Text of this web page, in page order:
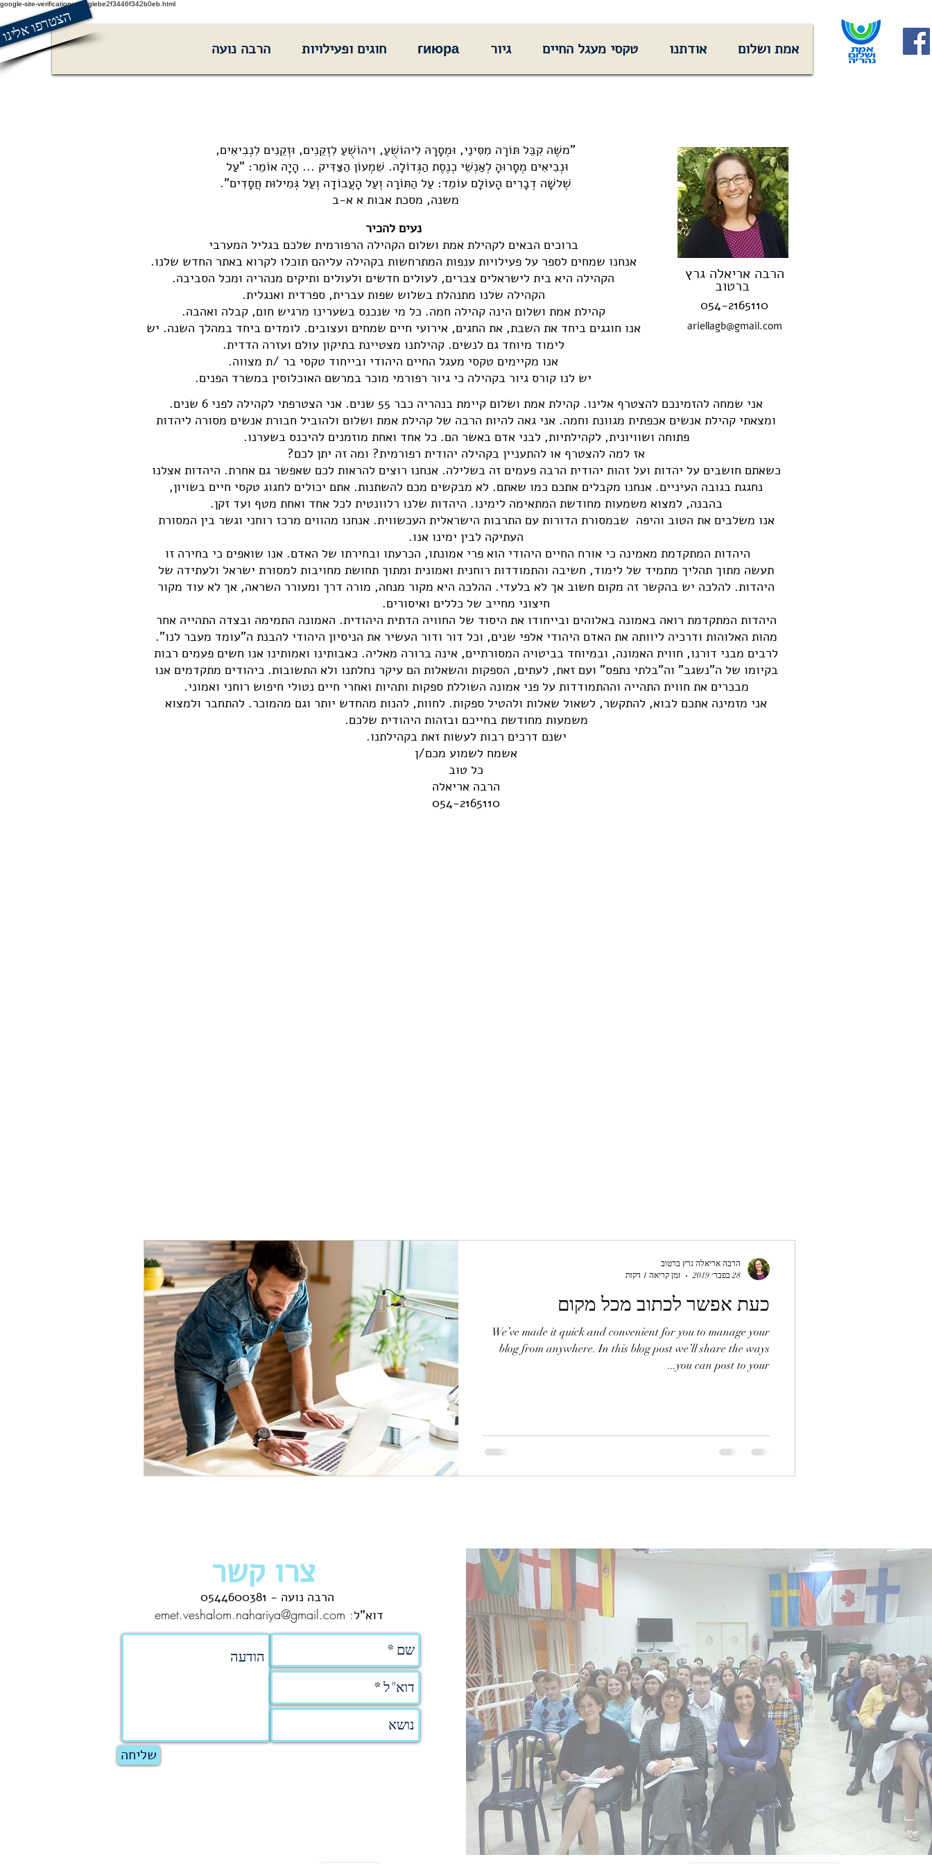
google-site-verification: googlebe2f3446f342b0eb.html
אמת ושלום אודתנו טקסי מעגל החיים גיור гиюра חוגים ופעילויות הרבה נועה
הצטרפו אלינו
"משֶׁה קִבֵּל תּוֹרָה מִסִּינַי, וּמְסָרָהּ לִיהוֹשֻׁעַ, וִיהוֹשֻׁעַ לִזְקֵנִים, וּזְקֵנִים לִנְבִיאִים,
וּנְבִיאִים מְסָרוּהָ לְאַנְשֵׁי כְנֶסֶת הַגְּדוֹלָה. שִׁמְעוֹן הַצַּדִּיק ... הָיָה אוֹמֵר: "עַל
שְׁלשָׁה דְבָרִים הָעוֹלָם עוֹמֵד: עַל הַתּוֹרָה וְעַל הָעֲבוֹדָה וְעַל גְּמִילוּת חֲסָדִים".
משנה, מסכת אבות א א-ב
נעים להכיר
ברוכים הבאים לקהילת אמת ושלום הקהילה הרפורמית שלכם בגליל המערבי
אנחנו שמחים לספר על פעילויות ענפות המתרחשות בקהילה עליהם תוכלו לקרוא באתר החדש שלנו.
הקהילה היא בית לישראלים צברים, לעולים חדשים ולעולים ותיקים מנהריה ומכל הסביבה.
הקהילה שלנו מתנהלת בשלוש שפות עברית, ספרדית ואנגלית.
קהילת אמת ושלום הינה קהילה חמה. כל מי שנכנס בשערינו מרגיש חום, קבלה ואהבה.
אנו חוגגים ביחד את השבת, את החגים, אירועי חיים שמחים ועצובים. לומדים ביחד במהלך השנה. יש
לימוד מיוחד גם לנשים. קהילתנו מצטיינת בתיקון עולם ועזרה הדדית.
אנו מקיימים טקסי מעגל החיים היהודי ובייחוד טקסי בר /ת מצווה.
יש לנו קורס גיור בקהילה כי גיור רפורמי מוכר במרשם האוכלוסין במשרד הפנים.
הרבה אריאלה גרץ
054-2165110
ariellagb@gmail.com
אני שמחה להזמינכם להצטרף אלינו. קהילת אמת ושלום קיימת בנהריה כבר 55 שנים. אני הצטרפתי לקהילה לפני 6 שנים.
ומצאתי קהילת אנשים אכפתית מגוונת וחמה. אני גאה להיות הרבה של קהילת אמת ושלום ולהוביל חבורת אנשים מסורה ליהדות
פתוחה ושוויונית, לקהילתיות, לבני אדם באשר הם. כל אחד ואחת מוזמנים להיכנס בשערנו.
אז למה להצטרף או להתעניין בקהילה יהודית רפורמית? ומה זה יתן לכם?
כשאתם חושבים על יהדות ועל זהות יהודית הרבה פעמים זה בשלילה. אנחנו רוצים להראות לכם שאפשר גם אחרת. היהדות אצלנו
נחגגת בגובה העיניים. אנחנו מקבלים אתכם כמו שאתם. לא מבקשים מכם להשתנות. אתם יכולים לחגוג טקסי חיים בשויון,
בהבנה, למצוא משמעות מחודשת המתאימה לימינו. היהדות שלנו רלוונטית לכל אחד ואחת מטף ועד זקן.
אנו משלבים את הטוב והיפה שבמסורת הדורות עם התרבות הישראלית העכשווית. אנחנו מהווים מרכז רוחני וגשר בין המסורת
העתיקה לבין ימינו אנו.
היהדות המתקדמת מאמינה כי אורח החיים היהודי הוא פרי אמונתו, הכרעתו ובחירתו של האדם. אנו שואפים כי בחירה זו
תעשה מתוך תהליך מתמיד של לימוד, חשיבה והתמודדות רוחנית ואמונית ומתוך תחושת מחויבות למסורת ישראל ולעתידה של
היהדות. להלכה יש בהקשר זה מקום חשוב אך לא בלעדי. ההלכה היא מקור מנחה, מורה דרך ומעורר השראה, אך לא עוד מקור
חיצוני מחייב של כללים ואיסורים.
היהדות המתקדמת רואה באמונה באלוהים ובייחודו את היסוד של החוויה הדתית היהודית. האמונה התמימה ובצדה התהייה אחר
מהות האלוהות ודרכיה ליוותה את האדם היהודי אלפי שנים, וכל דור ודור העשיר את הניסיון היהודי להבנת ה"עומד מעבר לנו".
לרבים מבני דורנו, חווית האמונה, ובמיוחד בביטויה המסורתיים, אינה ברורה מאליה. כאבותינו ואמותינו אנו חשים פעמים רבות
בקיומו של ה"נשגב" וה"בלתי נתפס" ועם זאת, לעתים, הספקות והשאלות הם עיקר נחלתנו ולא התשובות. כיהודים מתקדמים אנו
מבכרים את חווית התהייה וההתמודדות על פני אמונה השוללת ספקות ותהיות ואחרי חיים נטולי חיפוש רוחני ואמוני.
אני מזמינה אתכם לבוא, להתקשר, לשאול שאלות ולהטיל ספקות. לחוות, להנות מהחדש יותר וגם מהמוכר. להתחבר ולמצוא
משמעות מחודשת בחייכם ובזהות היהודית שלכם.
ישנם דרכים רבות לעשות זאת בקהילתנו.
אשמח לשמוע מכם/ן
כל טוב
הרבה אריאלה
054-2165110
כעת אפשר לכתוב מכל מקום
We’ve made it quick and convenient for you to manage your
blog from anywhere. In this blog post we’ll share the ways
you can post to your...
הרבה אריאלה גרץ ברטוב
28 בפבר׳ 2019
זמן קריאה 1 דקות
צרו קשר
הרבה נועה - 0544600381
דוא"ל:
emet.veshalom.nahariya@gmail.com
שליחה